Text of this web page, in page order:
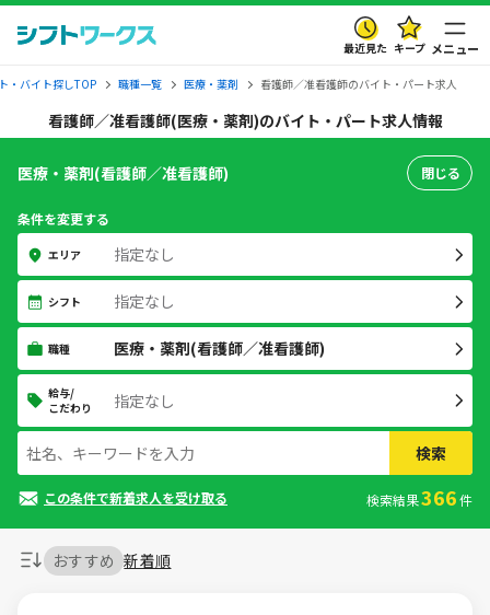
最近見た キープ メニュー
・バイト探しTOP 職種一覧 医療・薬剤 看護師／准看護師のバイト・パート求人
看護師／准看護師(医療・薬剤)のバイト・パート求人情報
おすすめ 新着順
医療・薬剤(看護師／准看護師) 閉じる
条件を変更する
エリア 指定なし
シフト 指定なし
職種 医療・薬剤(看護師／准看護師)
給与/
こだわり
指定なし
検索
この条件で新着求人を受け取る 検索結果366件